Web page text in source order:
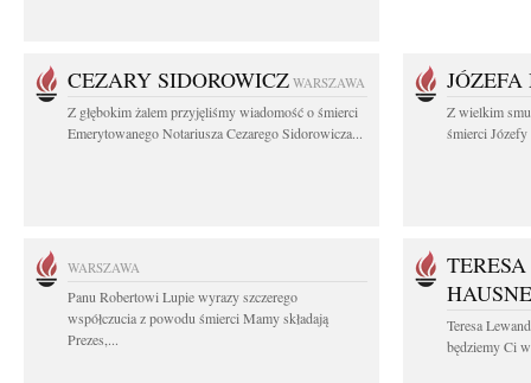
CEZARY SIDOROWICZ WARSZAWA
Z głębokim żalem przyjęliśmy wiadomość o śmierci
Emerytowanego Notariusza Cezarego Sidorowicza...
Z wielkim
śmierci
WARSZAWA
Panu Robertowi Lupie wyrazy szczerego
współczucia z powodu śmierci Mamy składają
Prezes,...
Teresa
będziemy Ci